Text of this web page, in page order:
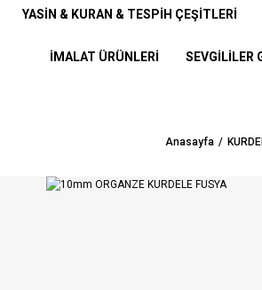
YASİN & KURAN & TESPİH ÇEŞİTLERİ
İMALAT ÜRÜNLERİ SEVGİLİLER
Anasayfa